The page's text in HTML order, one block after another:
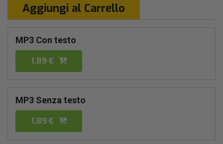
Aggiungi al Carrello
MP3 Con testo
1,89 €
MP3 Senza testo
1,89 €